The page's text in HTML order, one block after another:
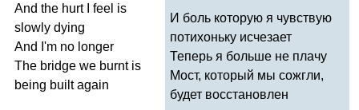
And the hurt feel is
slowly dying
And I'm no longer
The bridge we burnt is
being built again
И боль которую я чувствую
потихоньку исчезает
Теперь я больше не плачу
Мост, который мы сожгли,
будет восстановлен